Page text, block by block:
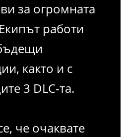
за огромната
работи
както и с
3 DLC-та.
че очаквате